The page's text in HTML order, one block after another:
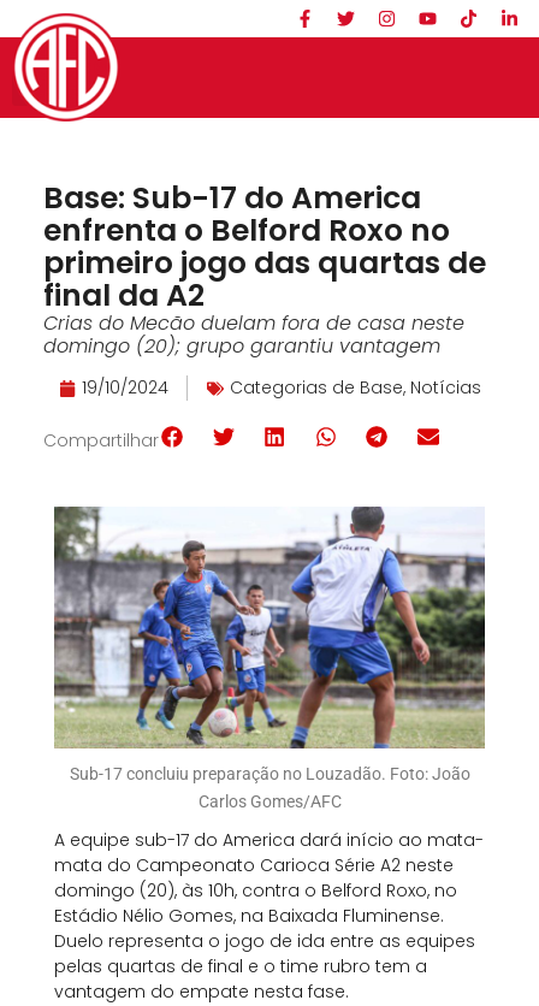
Base: Sub-17 do America
enfrenta o Belford Roxo no
primeiro jogo das quartas de
final da A2
Crias do Mecão duelam fora de casa neste
domingo (20); grupo garantiu vantagem
19/10/2024 Categorias de Base, Notícias
Compartilhar
Sub-17 concluiu preparação no Louzadão. Foto: João
Carlos Gomes/AFC
A equipe sub-17 do America dará início ao mata-
mata do Campeonato Carioca Série A2 neste
domingo (20), às 10h, contra o Belford Roxo, no
Estádio Nélio Gomes, na Baixada Fluminense.
Duelo representa o jogo de ida entre as equipes
pelas quartas de final e o time rubro tem a
vantagem do empate nesta fase.